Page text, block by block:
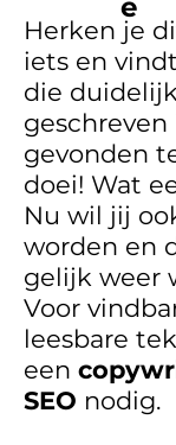
e
Herken je
iets en
die
geschreven
gevonden
doei! Wat
Nu wil jij
worden en
gelijk weer
Voor
leesbare
een
SEO nodig.